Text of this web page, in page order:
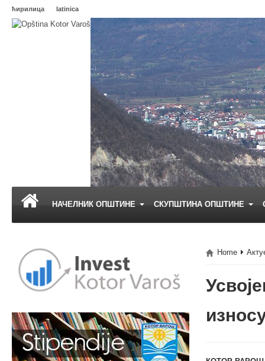
ћирилица latinica
НАЧЕЛНИК ОПШТИНЕ СКУПШТИНА ОПШТИНЕ
Home